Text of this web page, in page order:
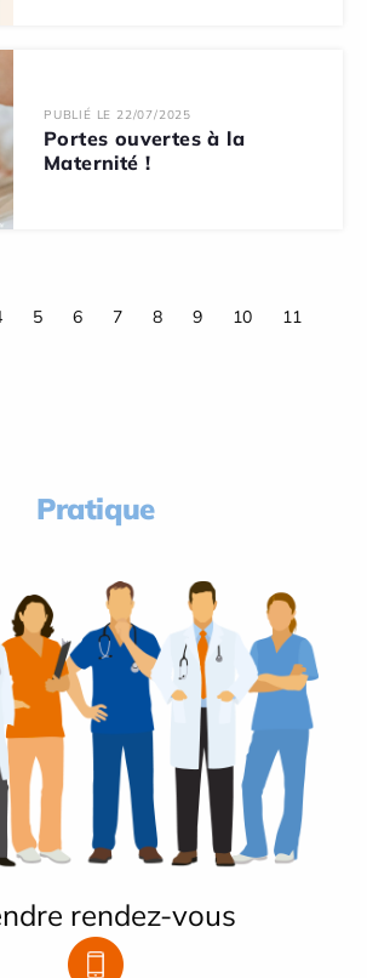
PUBLIÉ LE 22/07/2025
Portes ouvertes à la
Maternité !
5 6 7 8 9 10
11
Pratique
rendez-vous